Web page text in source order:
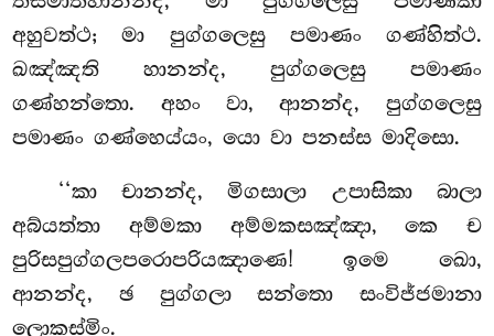
අහුවත්ථ; මා පුග්ගලෙසු පමාණං ගණ්හිත්ථ.
ඛඤ්ඤති හානන්ද, පුග්ගලෙසු පමාණං
ගණ්හන්තො. අහං වා, ආනන්ද, පුග්ගලෙසු
පමාණං ගණ්හෙය්යං, යො වා පනස්ස මාදිසො.
‘‘කා චානන්ද, මිගසාලා උපාසිකා බාලා
අබ්යත්තා අම්මකා අම්මකසඤ්ඤා, කෙ ච
පුරිසපුග්ගලපරොපරියඤාණෙ! ඉමෙ ඛො,
ආනන්ද, ඡ පුග්ගලා සන්තො සංවිජ්ජමානා
ලොකස්මිං.